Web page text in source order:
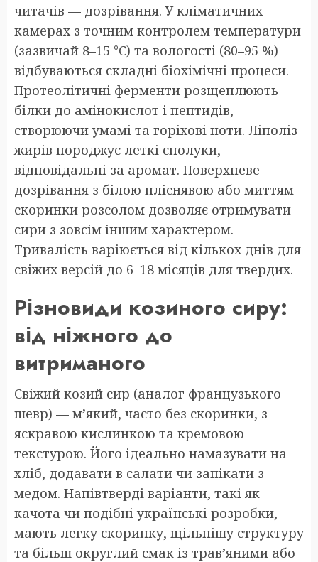
читачів — дозрівання. У кліматичних
камерах з точним контролем температури
(зазвичай 8–15 °C) та вологості (80–95 %)
відбуваються складні біохімічні процеси.
Протеолітичні ферменти розщеплюють
білки до амінокислот і пептидів,
створюючи умамі та горіхові ноти. Ліполіз
жирів породжує леткі сполуки,
відповідальні за аромат. Поверхневе
дозрівання з білою пліснявою або миттям
скоринки розсолом дозволяє отримувати
сири з зовсім іншим характером.
Тривалість варіюється від кількох днів для
свіжих версій до 6–18 місяців для твердих.
Різновиди козиного сиру:
від ніжного до
витриманого
Свіжий козий сир (аналог французького
шевр) — м’який, часто без скоринки, з
яскравою кислинкою та кремовою
текстурою. Його ідеально намазувати на
хліб, додавати в салати чи запікати з
медом. Напівтверді варіанти, такі як
качота чи подібні українські розробки,
мають легку скоринку, щільнішу структуру
та більш округлий смак із трав’яними або